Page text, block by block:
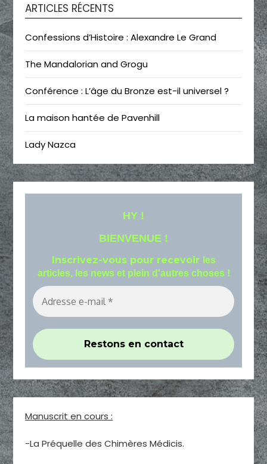
ARTICLES RÉCENTS
Confessions d’Histoire : Alexandre Le Grand
The Mandalorian and Grogu
Conférence : L’âge du Bronze est-il universel ?
La maison hantée de Pavenhill
Lady Nazca
HY !
BIENVENUE !
Inscrivez-vous pour recevoir les
articles, les news et plein d'autres choses !
Manuscrit en cours :
-La Préquelle des Chimères Médicis.